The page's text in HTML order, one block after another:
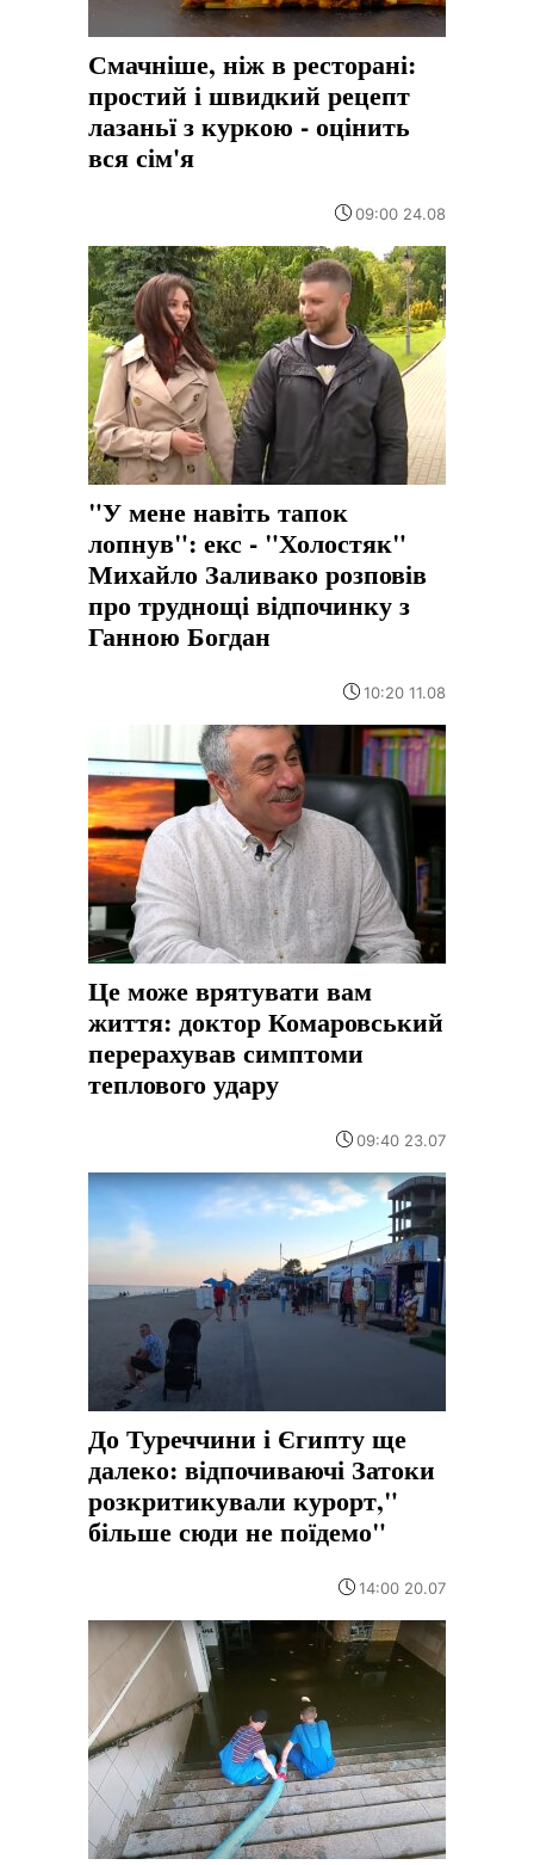
Смачніше, ніж в ресторані:
простий і швидкий рецепт
лазаньї з куркою - оцінить
вся сім'я
09:00 24.08
"У мене навіть тапок
лопнув": екс - "Холостяк"
Михайло Заливако розповів
про труднощі відпочинку з
Ганною Богдан
10:20 11.08
Це може врятувати вам
життя: доктор Комаровський
перерахував симптоми
теплового удару
09:40 23.07
До Туреччини і Єгипту ще
далеко: відпочиваючі Затоки
розкритикували курорт,"
більше сюди не поїдемо"
14:00 20.07